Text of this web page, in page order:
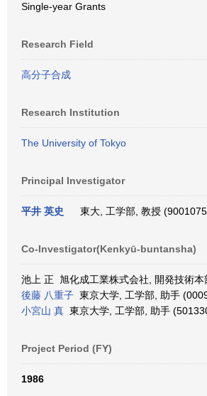
Single-year Grants
Research Field
高分子合成
Research Institution
The University of Tokyo
Principal Investigator
平井 英史 東大, 工学部, 教授
Co-Investigator(Kenkyū-buntansha)
池上 正 旭化成工業株式会社, 開発技術本
後藤 八重子 東京大学, 工学部, 助手
小宮山 真 東京大学, 工学部, 助手
Project Period (FY)
1986